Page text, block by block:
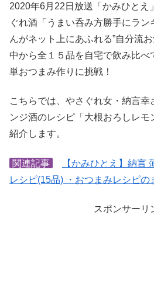
2020年6月22日放送「かみひとえ
ぐれ酒「うまい呑み方勝手にラン
んがネット上にあふれる”自分流
中から全１５品を自宅で飲み比べ
単おつまみ作りに挑戦！
こちらでは、やさぐれ女・納言幸
ンジ酒のレシピ「大根おろしレ
紹介します。
関連記事
【かみひとえ】納言
レシピ(15品) ・おつまみレシピの
スポンサーリ